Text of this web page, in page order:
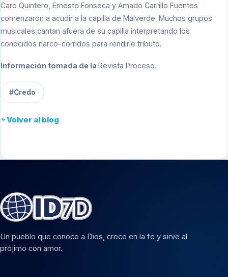
Caro Quintero, Ernesto Fonseca y Amado Carrillo Fuentes
comenzaron a acudir a la capilla de Malverde. Muchos grupos
musicales cantan afuera de su capilla interpretando los
conocidos narco-corridos para rendirle tributo.
Información tomada de la Revista Proceso.
#Credo
Volver al blog
Un pueblo que conoce a Dios, crece en la fe y sirve al
prójimo con amor.